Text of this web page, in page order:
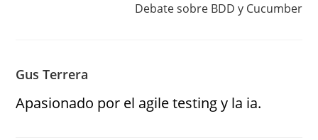
Debate sobre BDD y Cucumber
Gus Terrera
Apasionado por el agile testing y la ia.